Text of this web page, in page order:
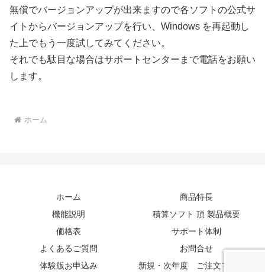
無償でバージョンアップが出来ますので各ソフトの公式サ
イトからバージョンアップを行い、Windows を再起動し
た上でもう一度試してみてください。
それでも駄目な場合はサポートセンターまで電話をお願い
します。
ホーム
ホーム
商品特長
機能説明
積算ソフト 頂 製品概要
価格表
サポート体制
よくあるご質問
お問合せ
体験版お申込み
新規・次年度 ご注文フォーム